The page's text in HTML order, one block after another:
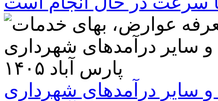
سایر درآمدهای شهرداری